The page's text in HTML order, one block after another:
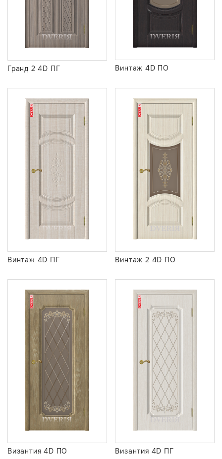
Гранд 2 4D ПГ Винтаж 4D ПО
Винтаж 4D ПГ Винтаж 2 4D ПО
Византия 4D ПО Византия 4D ПГ